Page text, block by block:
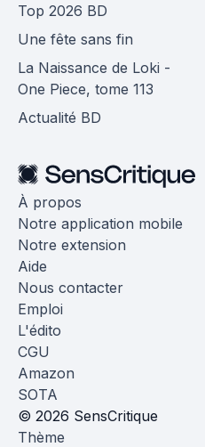
Top 2026 BD
Une fête sans fin
La Naissance de Loki -
One Piece, tome 113
Actualité BD
À propos
Notre application mobile
Notre extension
Aide
Nous contacter
Emploi
L'édito
CGU
Amazon
SOTA
© 2026 SensCritique
Thème